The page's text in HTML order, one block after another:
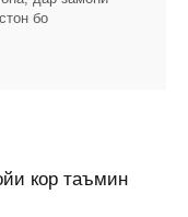
бо
кор таъмин